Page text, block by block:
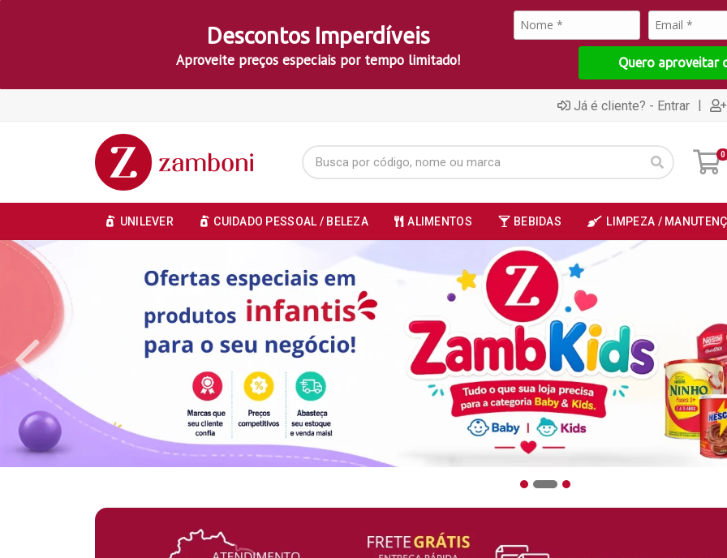
Descontos Imperdíveis
Aproveite preços especiais por tempo limitado! Quero aproveitar
Já é cliente? - Entrar |
0
UNILEVER CUIDADO PESSOAL / BELEZA ALIMENTOS BEBIDAS LIMPEZA /